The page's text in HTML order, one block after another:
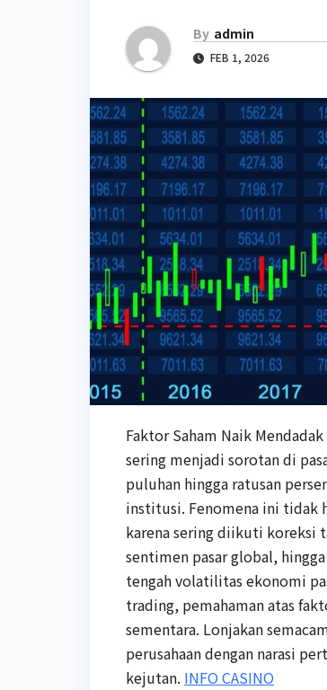
By admin
FEB 1, 2026
Faktor Saham Naik
sering menjadi sorotan di
puluhan hingga ratusan
institusi. Fenomena ini tidak
karena sering diikuti koreksi
sentimen pasar global,
tengah volatilitas ekonomi
trading, pemahaman atas
sementara. Lonjakan
perusahaan dengan narasi
kejutan. INFO CASINO